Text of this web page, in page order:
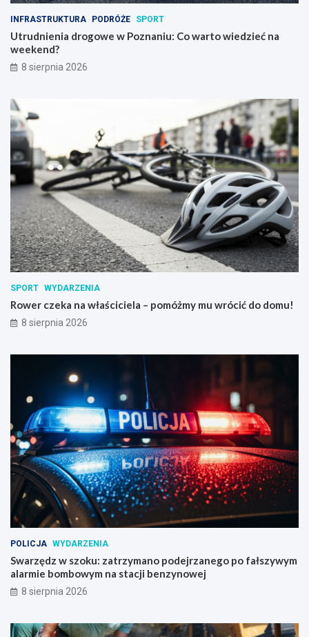
INFRASTRUKTURA PODRÓŻE SPORT
Utrudnienia drogowe w Poznaniu: Co warto wiedzieć na
weekend?
8 sierpnia 2026
SPORT WYDARZENIA
Rower czeka na właściciela – pomóżmy mu wrócić do domu!
8 sierpnia 2026
POLICJA WYDARZENIA
Swarzędz w szoku: zatrzymano podejrzanego po fałszywym
alarmie bombowym na stacji benzynowej
8 sierpnia 2026